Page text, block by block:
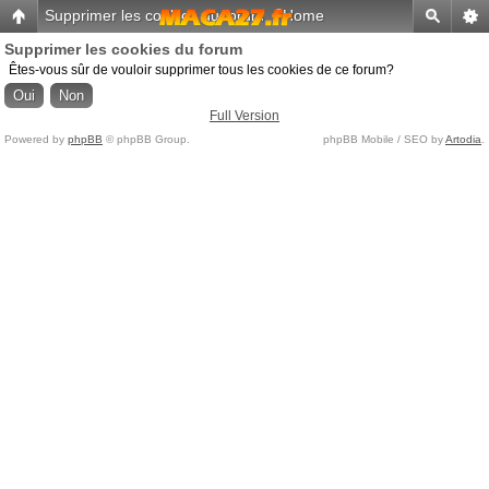
Supprimer les cookies du forum-Home
Supprimer les cookies du forum
Êtes-vous sûr de vouloir supprimer tous les cookies de ce forum?
Full Version
Powered by phpBB © phpBB Group. phpBB Mobile / SEO byArtodia